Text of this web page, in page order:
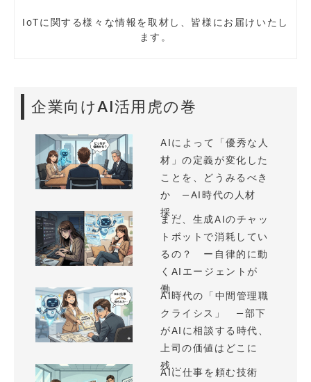
IoTに関する様々な情報を取材し、皆様にお届けいたし
ます。
企業向けAI活用虎の巻
AIによって「優秀な人
材」の定義が変化した
ことを、どうみるべき
か —AI時代の人材
採...
まだ、生成AIのチャッ
トボットで消耗してい
るの？ ー自律的に動
くAIエージェントが
働...
AI時代の「中間管理職
クライシス」 —部下
がAIに相談する時代、
上司の価値はどこに
残...
AIに仕事を頼む技術